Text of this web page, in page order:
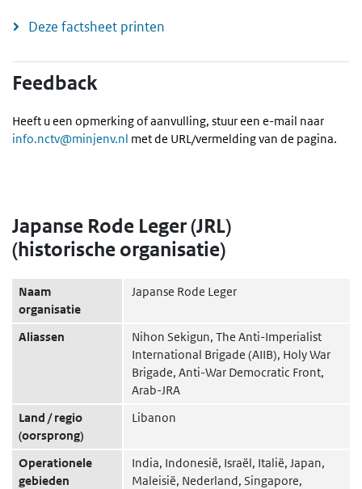
Deze factsheet printen
Feedback
Heeft u een opmerking of aanvulling, stuur een e-mail naar
info.nctv@minjenv.nl met de URL/vermelding van de pagina.
Japanse Rode Leger (JRL)
(historische organisatie)
Naam
organisatie
Japanse Rode Leger
Aliassen
Nihon Sekigun, The Anti-Imperialist
International Brigade (AIIB), Holy War
Brigade, Anti-War Democratic Front,
Arab-JRA
Land / regio
(oorsprong)
Libanon
Operationele
gebieden
India, Indonesië, Israël, Italië, Japan,
Maleisië, Nederland, Singapore,